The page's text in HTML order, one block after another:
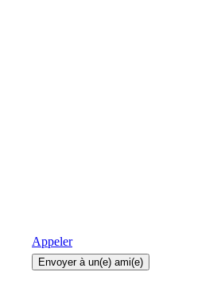
Appeler
Envoyer à un(e) ami(e)